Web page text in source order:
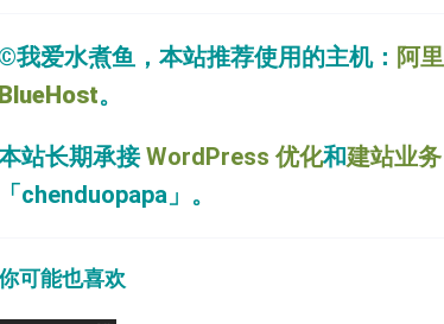
©我爱水煮鱼，本站推荐使用的主机： 阿
BlueHost。
站长期承接WordPress 优化和建站业务
「chenduopapa」。
可能也喜欢